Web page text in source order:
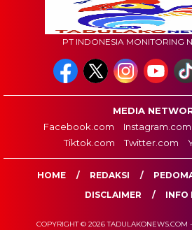
PT INDONESIA MONITORING
MEDIA
Facebook.com
Instagram.com
Tiktok.com
Twitter.com
HOME REDAKSI
DISCLAIMER
INFO
COPYRIGHT © 2026 TADULAKONEWS.COM